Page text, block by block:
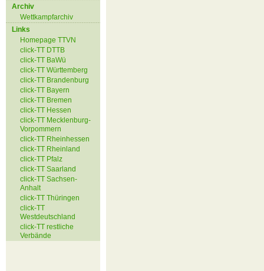
Archiv
Wettkampfarchiv
Links
Homepage TTVN
click-TT DTTB
click-TT BaWü
click-TT Württemberg
click-TT Brandenburg
click-TT Bayern
click-TT Bremen
click-TT Hessen
click-TT Mecklenburg-
Vorpommern
click-TT Rheinhessen
click-TT Rheinland
click-TT Pfalz
click-TT Saarland
click-TT Sachsen-
Anhalt
click-TT Thüringen
click-TT
Westdeutschland
click-TT restliche
Verbände